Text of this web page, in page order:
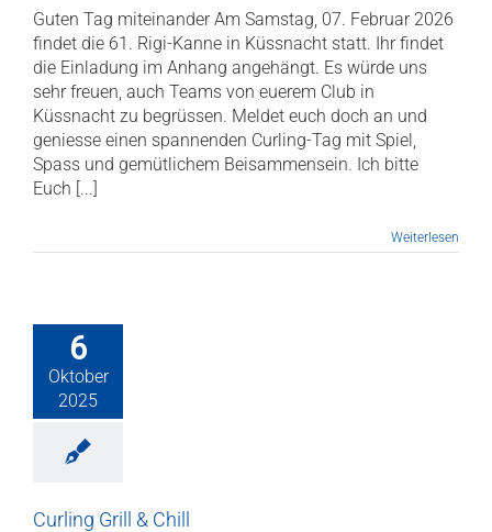
Guten Tag miteinander Am Samstag, 07. Februar 2026
findet die 61. Rigi-Kanne in Küssnacht statt. Ihr findet
die Einladung im Anhang angehängt. Es würde uns
sehr freuen, auch Teams von euerem Club in
Küssnacht zu begrüssen. Meldet euch doch an und
geniesse einen spannenden Curling-­Tag mit Spiel,
Spass und gemütlichem Beisammensein. Ich bitte
Euch [...]
Weiterlesen
6
Oktober
2025
Curling Grill & Chill